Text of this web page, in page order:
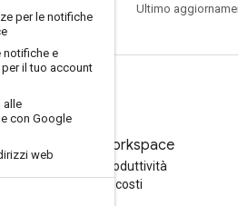
per le notifiche
notifiche e
il tuo account
alle
con Google
web
Ultimo
Prova Google Workspace
Aumenta la tua produttività
con l'AI senza costi